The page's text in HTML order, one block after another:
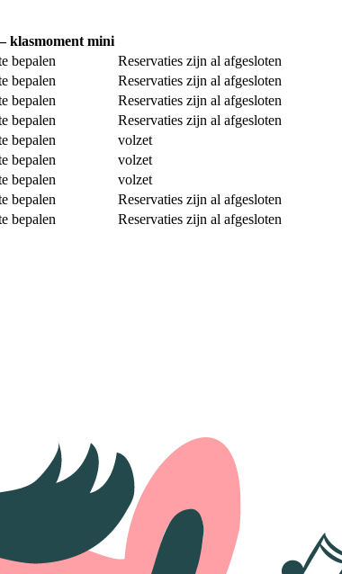
klasmoment mini
bepalen
Reservaties zijn al afgesloten
bepalen
Reservaties zijn al afgesloten
bepalen
Reservaties zijn al afgesloten
bepalen
Reservaties zijn al afgesloten
bepalen
volzet
bepalen
volzet
bepalen
volzet
bepalen
Reservaties zijn al afgesloten
bepalen Reservaties zijn al afgesloten